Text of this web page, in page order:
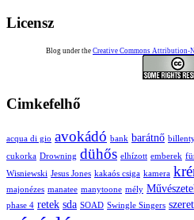
Licensz
Blog under the Creative Commons Attribution-
Cimkefelhő
acqua di gio avokádó bank barátnő
cukorka Drowning dühős elhízott emberek
Wisniewski Jesus Jones kakaós csiga kamera
majonézes manatee manytoone mély
phase 4 retek sda SOAD Swingle Singers